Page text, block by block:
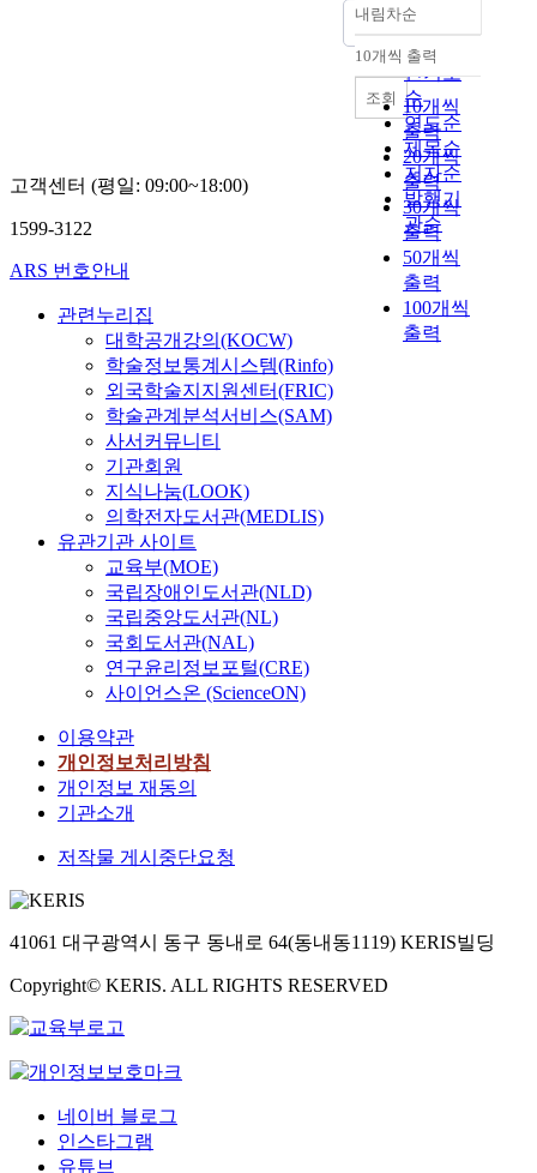
정확도
순
인기도
순
연도순
제목순
저자순
발행기
관순
내림차순
내림차순
10개씩 출력
10개씩
출력
20개씩
출력
30개씩
출력
50개씩
출력
100개씩
출력
조회
고객센터 (평일: 09:00~18:00)
1599-3122
ARS 번호안내
관련누리집
대학공개강의(KOCW)
학술정보통계시스템(Rinfo)
외국학술지지원센터(FRIC)
학술관계분석서비스(SAM)
사서커뮤니티
기관회원
지식나눔(LOOK)
의학전자도서관(MEDLIS)
유관기관 사이트
교육부(MOE)
국립장애인도서관(NLD)
국립중앙도서관(NL)
국회도서관(NAL)
연구윤리정보포털(CRE)
사이언스온 (ScienceON)
이용약관
개인정보처리방침
개인정보 재동의
기관소개
저작물 게시중단요청
41061 대구광역시 동구 동내로 64(동내동1119) KERIS빌딩
Copyright© KERIS. ALL RIGHTS RESERVED
네이버 블로그
인스타그램
유튜브